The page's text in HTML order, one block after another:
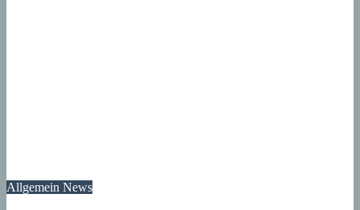
Allgemein News